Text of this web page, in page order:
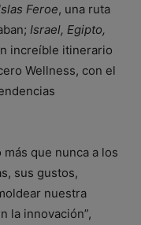
Feroe, una ruta
Israel, Egipto,
increíble itinerario
Wellness, con el
que nunca a los
sus gustos,
nuestra
la innovación”,